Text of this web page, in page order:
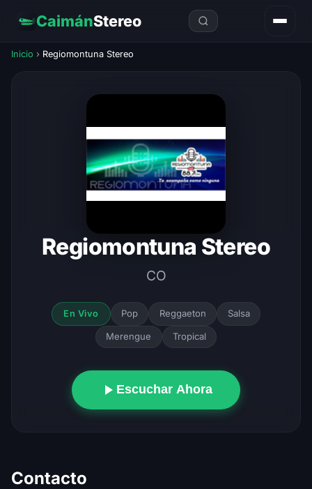
CaimánStereo
Inicio › Regiomontuna Stereo
Regiomontuna Stereo
CO
En Vivo Pop Reggaeton Salsa
Merengue Tropical
Escuchar Ahora
Contacto